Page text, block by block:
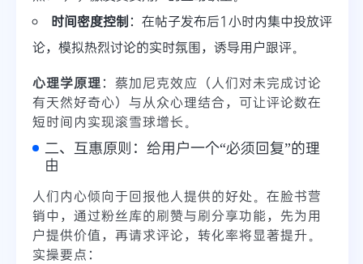
时间密度控制：在帖子发布后1小时内集中投放评
论，模拟热烈讨论的实时氛围，诱导用户跟评。
心理学原理：蔡加尼克效应（人们对未完成讨论
有天然好奇心）与从众心理结合，可让评论数在
短时间内实现滚雪球增长。
二、互惠原则：给用户一个“必须回复”的理
由
人们内心倾向于回报他人提供的好处。在脸书营
销中，通过粉丝库的刷赞与刷分享功能，先为用
户提供价值，再请求评论，转化率将显著提升。
实操要点：